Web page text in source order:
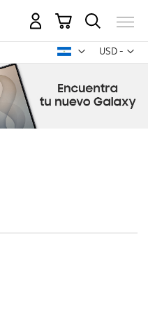
USD -
dólar
Mi carrito